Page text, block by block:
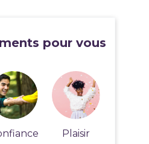
pour vous
Plaisir